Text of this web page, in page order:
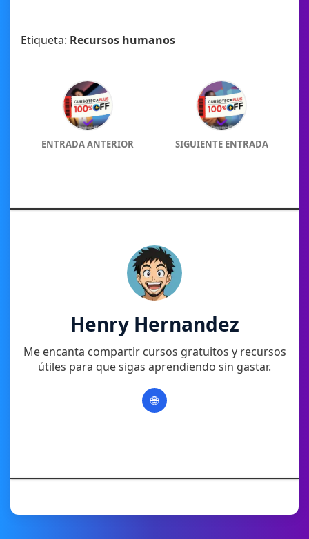
Etiqueta: Recursos humanos
ENTRADA ANTERIOR SIGUIENTE ENTRADA
Henry Hernandez
Me encanta compartir cursos gratuitos y recursos
útiles para que sigas aprendiendo sin gastar.
🌐